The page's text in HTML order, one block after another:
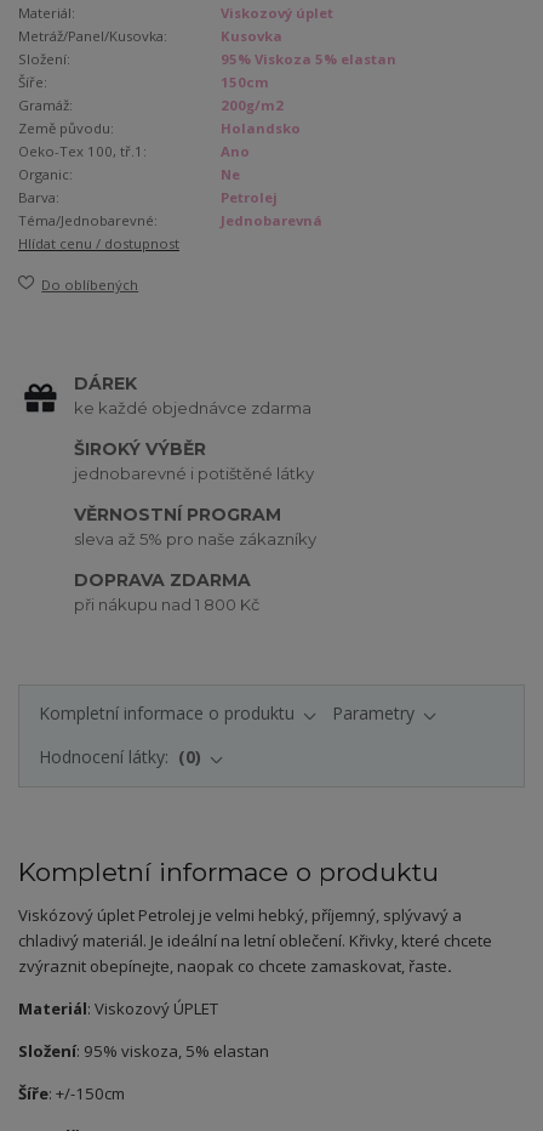
Materiál:
Viskozový úplet
Metráž/Panel/Kusovka:
Kusovka
Složení:
95% Viskoza 5% elastan
Šíře:
150cm
Gramáž:
200g/m2
Země původu:
Holandsko
Oeko-Tex 100, tř.1:
Ano
Organic:
Ne
Barva:
Petrolej
Téma/Jednobarevné:
Jednobarevná
Hlídat cenu / dostupnost
Do oblíbených
DÁREK
ke každé objednávce zdarma
ŠIROKÝ VÝBĚR
jednobarevné i potištěné látky
VĚRNOSTNÍ PROGRAM
sleva až 5% pro naše zákazníky
DOPRAVA ZDARMA
při nákupu nad 1 800 Kč
Kompletní informace o produktu
Parametry
Hodnocení látky:
0
Kompletní informace o produktu
Viskózový úplet Petrolej je velmi hebký, příjemný, splývavý a
chladivý materiál. Je ideální na letní oblečení. Křivky, které chcete
zvýraznit obepínejte, naopak co chcete zamaskovat, řaste.
Materiál: Viskozový ÚPLET
Složení: 95% viskoza, 5% elastan
Šíře: +/-150cm